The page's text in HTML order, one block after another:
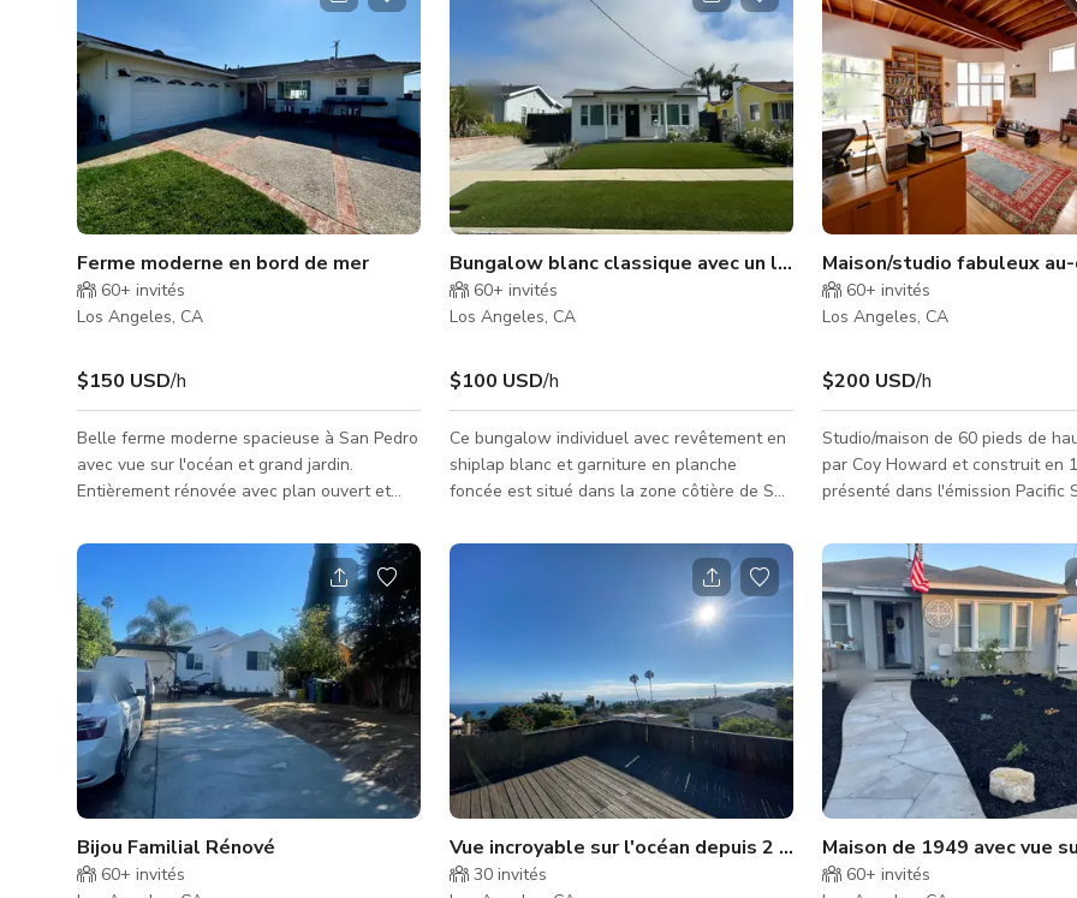
plafond (converties à l'électricité), et des
vitraux. Balcons à l'étage sur 2 côtés de la
maison, une véranda enveloppante à l'avant
et une véranda arrière avec une table et un
canapé. Un cabanon dans le jardin reflète
les caractéris
et même comme loge. Les tarifs de location
varient selon le type d'événement et ses
exigences. Les contrats de location peuvent
inclure l'utilisation du projecteur et de
l'écran sur scène, du moniteur téléviseur à
écran pla
structures, l'autre avec une
entrepôts individuels. Ce sont
connectés. La propriété est
située près de l'autoroute 110.
Ferme moderne en bord de mer
60+ invités
Los Angeles, CA
$150 USD/h
Belle ferme moderne spacieuse à San Pedro
avec vue sur l'océan et grand jardin.
Entièrement rénovée avec plan ouvert et
publicités, films, clips musicaux, etc.
Bungalow blanc classique avec un look épuré
60+ invités
Los Angeles, CA
$100 USD/h
Ce bungalow individuel avec revêtement en
shiplap blanc et garniture en planche
foncée est situé dans la zone côtière de San
extérieur et les garnitures ont été restaurés
pour conserver leur beauté originale. À
quelques minutes de Rancho Palos Verdes,
de la plage White Point, de la cloche
de Los Angeles et de la marina Cabrillo. La
cour avant a une disposition simple. Allée en
béton pour une voit
Maison/studio fabuleux
60+ invités
Los Angeles, CA
$200 USD/h
Studio/maison de 60 pieds de
par Coy Howard et construit en
présenté dans l'émission Pacific
Bijou Familial Rénové
60+ invités
Vue incroyable sur l'océan depuis 2 terrasses extérieures
30 invités
Maison de 1949 avec vue
60+ invités